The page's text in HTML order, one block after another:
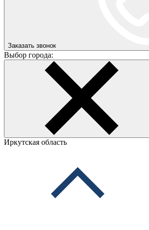
Заказать звонок
Выбор города:
Иркутская область